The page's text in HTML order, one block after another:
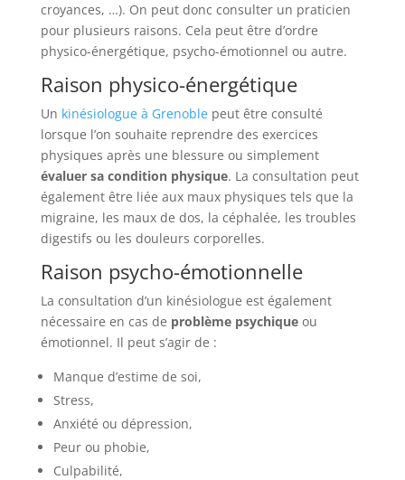
croyances, …). On peut donc consulter un praticien
pour plusieurs raisons. Cela peut être d’ordre
physico-énergétique, psycho-émotionnel ou autre.
Raison physico-énergétique
Un kinésiologue à Grenoblepeut être consulté
lorsque l’on souhaite reprendre des exercices
physiques après une blessure ou simplement
évaluer sa condition physique. La consultation peut
également être liée aux maux physiques tels que la
migraine, les maux de dos, la céphalée, les troubles
digestifs ou les douleurs corporelles.
Raison psycho-émotionnelle
La consultation d’un kinésiologue est également
nécessaire en cas de problème psychiqueou
émotionnel. Il peut s’agir de :
Manque d’estime de soi,
Stress,
Anxiété ou dépression,
Peur ou phobie,
Culpabilité,